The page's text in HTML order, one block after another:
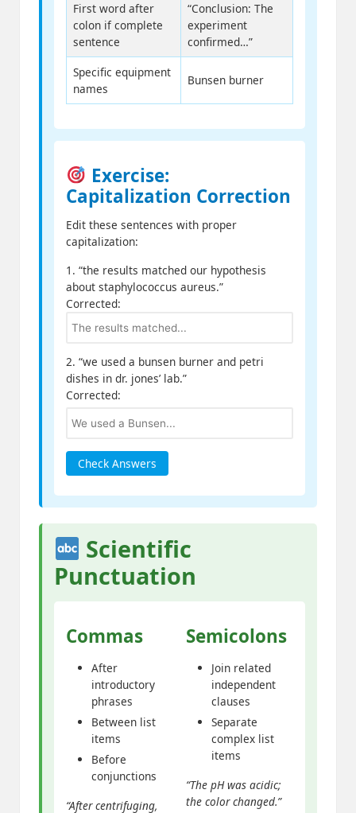
First word after
colon if complete
sentence
“Conclusion: The
experiment
confirmed…”
Specific equipment
names
Bunsen burner
Exercise:
Capitalization Correction
Edit these sentences with proper
capitalization:
1. “the results matched our hypothesis
about staphylococcus aureus.”
Corrected:
2. “we used a bunsen burner and petri
dishes in dr. jones’ lab.”
Corrected:
Check Answers
Scientific
Punctuation
Commas
After
introductory
phrases
Between list
items
Before
conjunctions
“After centrifuging,
Semicolons
Join related
independent
clauses
Separate
complex list
items
“The pH was acidic;
the color changed.”